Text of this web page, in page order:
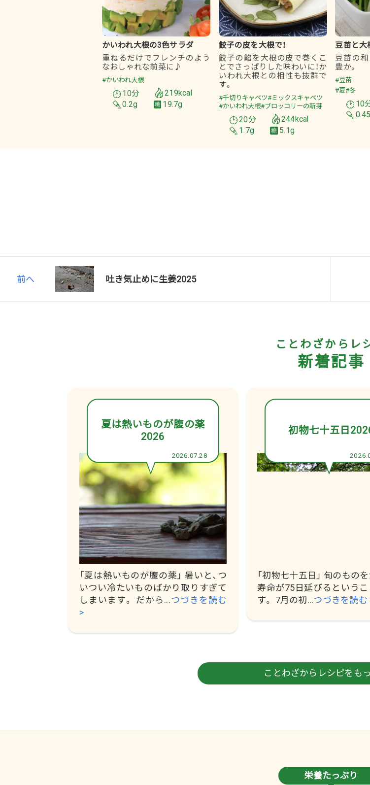
かいわれ大根の3色サラダ
重ねるだけでフレンチのよう
なおしゃれな前菜に♪
#かいわれ大根
10分
219kcal
0.2g
19.7g
餃子の皮を大根で！
餃子の餡を大根の皮で巻くこ
とでさっぱりした味わいに！か
いわれ大根との相性も抜群で
す。
#千切りキャベツ#ミックスキャベツ
#かいわれ大根#ブロッコリーの新芽
20分
244kcal
1.7g
5.1g
豆苗と大
豆苗の
豊か。
#豆苗
#夏#冬
10
前へ 吐き気止めに生姜2025
ことわざからレ
新着記事
夏は熱いものが腹の薬
2026
2026.07.28
「夏は熱いものが腹の薬」 暑いと、つ
いつい冷たいものばかり取りすぎて
しまいます。 だから...つづきを読む
>
初物七十五日
「初物七十五日」 旬のもの
寿命が75日延びるという
す。 7月の初...つづきを読む
ことわざからレシピをも
栄養たっぷり